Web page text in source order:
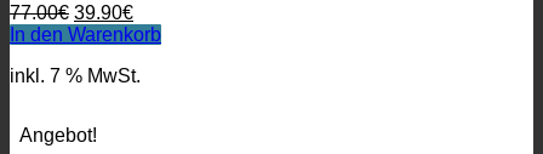
77.00€ Ursprünglicher
Preis
77.00€
39.90€Aktueller
Preis
39.90€.
In den Warenkorb
inkl. 7 % MwSt.
Angebot!